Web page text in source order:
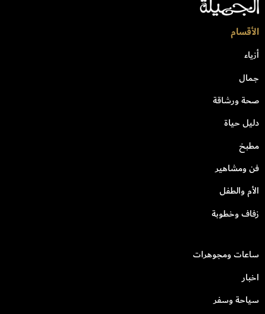
الأقسام
أزياء
جمال
صحة ورشاقة
دليل حياة
مطبخ
فن ومشاهير
الأم والطفل
زفاف وخطوبة
ساعات ومجوهرات
اخبار
سياحة وسفر